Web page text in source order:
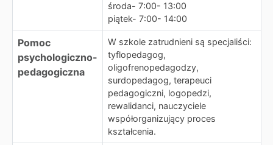
środa- 7:00- 13:00
piątek- 7:00- 14:00
Pomoc
psychologiczno-
pedagogiczna
W szkole zatrudnieni są specjaliści:
tyflopedagog,
oligofrenopedagodzy,
surdopedagog, terapeuci
pedagogiczni, logopedzi,
rewalidanci, nauczyciele
współorganizujący proces
kształcenia.